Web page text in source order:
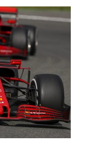
zo 17:00 - 19:00